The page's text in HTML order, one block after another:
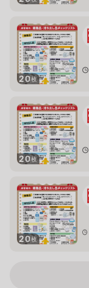
20枚
20枚
20枚